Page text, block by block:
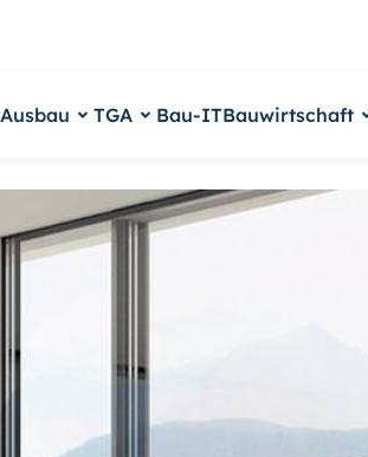
Ausbau TGA Bau-ITBauwirtschaft